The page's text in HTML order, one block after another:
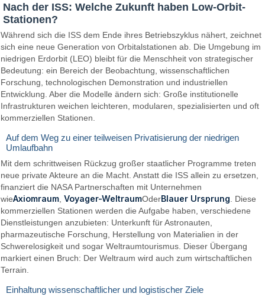
Nach der ISS: Welche Zukunft haben Low-Orbit-
Stationen?
Während sich die ISS dem Ende ihres Betriebszyklus nähert, zeichnet
sich eine neue Generation von Orbitalstationen ab. Die Umgebung im
niedrigen Erdorbit (LEO) bleibt für die Menschheit von strategischer
Bedeutung: ein Bereich der Beobachtung, wissenschaftlichen
Forschung, technologischen Demonstration und industriellen
Entwicklung. Aber die Modelle ändern sich: Große institutionelle
Infrastrukturen weichen leichteren, modularen, spezialisierten und oft
kommerziellen Stationen.
Auf dem Weg zu einer teilweisen Privatisierung der niedrigen
Umlaufbahn
Mit dem schrittweisen Rückzug großer staatlicher Programme treten
neue private Akteure an die Macht. Anstatt die ISS allein zu ersetzen,
finanziert die NASA Partnerschaften mit Unternehmen
wieAxiomraum ,Voyager-WeltraumOderBlauer Ursprung . Diese
kommerziellen Stationen werden die Aufgabe haben, verschiedene
Dienstleistungen anzubieten: Unterkunft für Astronauten,
pharmazeutische Forschung, Herstellung von Materialien in der
Schwerelosigkeit und sogar Weltraumtourismus. Dieser Übergang
markiert einen Bruch: Der Weltraum wird auch zum wirtschaftlichen
Terrain.
Einhaltung wissenschaftlicher und logistischer Ziele